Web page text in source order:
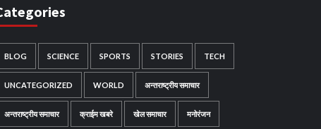
BLOG SCIENCE SPORTS STORIES TECH
UNCATEGORIZED WORLD अन्तराष्ट्रीय समाचार
अन्तराष्ट्रीय समाचार क्राईम खबरे खेल समाचार मनोरंजन